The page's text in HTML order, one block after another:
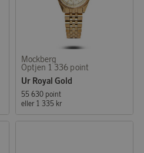
Mockberg
Optjen 1 336 point
Ur Royal Gold
55 630 point
eller 1 335 kr